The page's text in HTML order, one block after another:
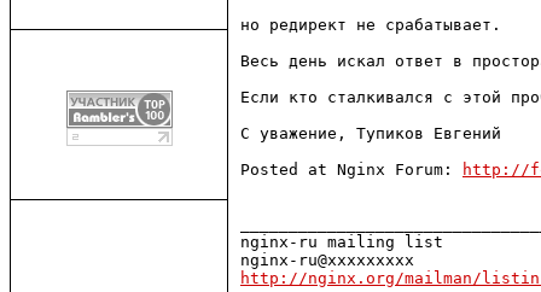
но редирект не срабатывает.
Весь день искал ответ в
Если кто сталкивался с этой
С уважение, Тупиков Евгений
Posted at Nginx Forum:
http://
nginx-ru mailing list
http://nginx.org/mailman/